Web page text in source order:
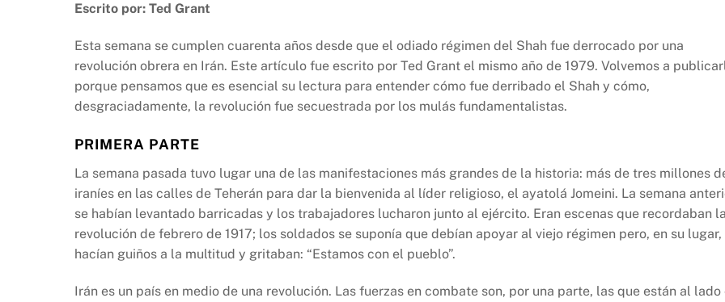
c
e
b
o
k
at
s
A
p
nt
y
Li
n
Escrito por: Ted Grant
Esta semana se cumplen cuarenta años desde que el odiado régimen del Shah fue derrocado por una
revolución obrera en Irán. Este artículo fue escrito por Ted Grant el mismo año de 1979. Volvemos a
porque pensamos que es esencial su lectura para entender cómo fue derribado el Shah y cómo,
desgraciadamente, la revolución fue secuestrada por los mulás fundamentalistas.
PRIMERA PARTE
La semana pasada tuvo lugar una de las manifestaciones más grandes de la historia: más de tres millones
iraníes en las calles de Teherán para dar la bienvenida al líder religioso, el ayatolá Jomeini. La semana
se habían levantado barricadas y los trabajadores lucharon junto al ejército. Eran escenas que recordaban la
revolución de febrero de 1917; los soldados se suponía que debían apoyar al viejo régimen pero, en su lugar,
hacían guiños a la multitud y gritaban: “Estamos con el pueblo”.
Irán es un país en medio de una revolución. Las fuerzas en combate son, por una parte, las que están al lado